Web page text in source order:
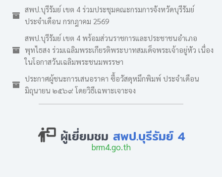
สพป.บุรีรัมย์ เขต 4 ร่วมประชุมคณะกรมการจังหวัดบุรีรัมย์
ประจำเดือน กรกฎาคม 2569
สพป.บุรีรัมย์ เขต 4 พร้อมส่วนราชการและประชาชนอำเภอ
พุทไธสง ร่วมเฉลิมพระเกียรติพระบาทสมเด็จพระเจ้าอยู่หัว เนื่อง
ในโอกาสวันเฉลิมพระชนมพรรษา
ประกาศผู้ชนะการเสนอราคา ซื้อวัสดุหมึกพิมพ์ ประจำเดือน
มิถุนายน ๒๕๖๙ โดยวิธีเฉพาะเจาะจง
ผู้เยี่ยมชม สพป.บุรีรัมย์ 4
brm4.go.th